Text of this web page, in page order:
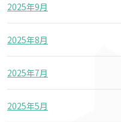
2025年9月
2025年8月
2025年7月
2025年5月